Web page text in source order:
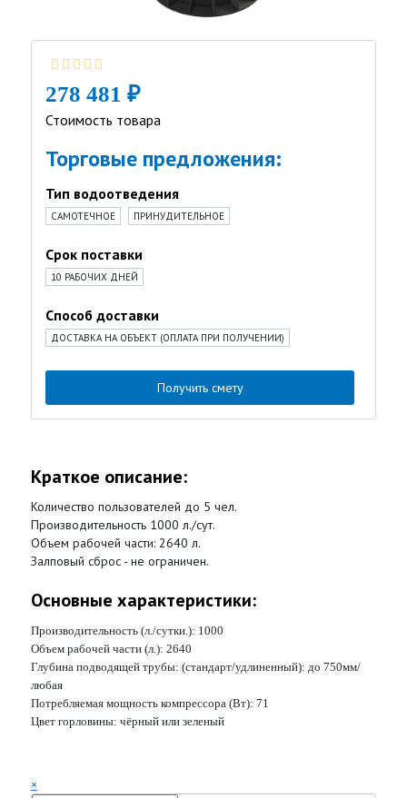
278 481 ₽
Стоимость товара
Торговые предложения:
Тип водоотведения
САМОТЕЧНОЕ ПРИНУДИТЕЛЬНОЕ
Срок поставки
10 РАБОЧИХ ДНЕЙ
Способ доставки
ДОСТАВКА НА ОБЪЕКТ (ОПЛАТА ПРИ ПОЛУЧЕНИИ)
Получить смету
Краткое описание:
Количество пользователей до 5 чел.
Производительность 1000 л./сут.
Объем рабочей части: 2640 л.
Залповый сброс - не ограничен.
Основные характеристики:
Производительность (л./сутки.): 1000
Объем рабочей части (л.): 2640
Глубина подводящей трубы: (стандарт/удлиненный): до 750мм/
любая
Потребляемая мощность компрессора (Вт): 71
Цвет горловины: чёрный или зеленый
×